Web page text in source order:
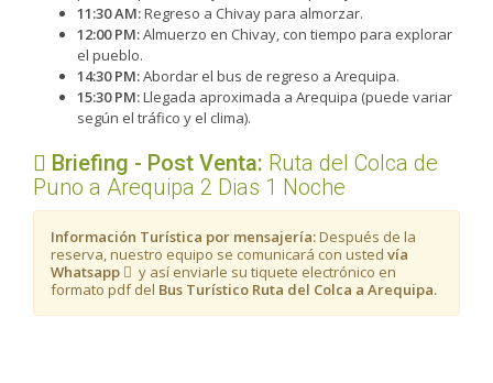
11:30 AM:Regreso a Chivay para almorzar.
12:00 PM:Almuerzo en Chivay, con tiempo para explorar
el pueblo.
14:30 PM:Abordar el bus de regreso a Arequipa.
15:30 PM:Llegada aproximada a Arequipa (puede variar
según el tráfico y el clima).
Briefing - Post Venta: Ruta del Colca de
Puno a Arequipa 2 Dias 1 Noche
Información Turística por mensajería:Después de la
reserva, nuestro equipo se comunicará con usted vía
Whatsapp
y así enviarle su tiquete electrónico en
formato pdf del Bus Turístico Ruta del Colca a Arequipa.